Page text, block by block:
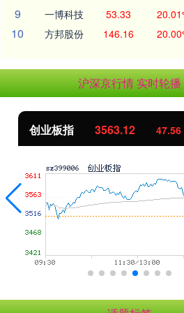
9 一博科技 53.33
10 方邦股份 146.16
沪深京行情 实时轮播
创业板指 3563.12 47.56